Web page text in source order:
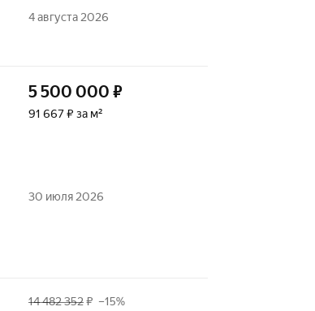
4 августа 2026
5 500 000 ₽
91 667 ₽ за м²
30 июля 2026
14 482 352₽ –15%